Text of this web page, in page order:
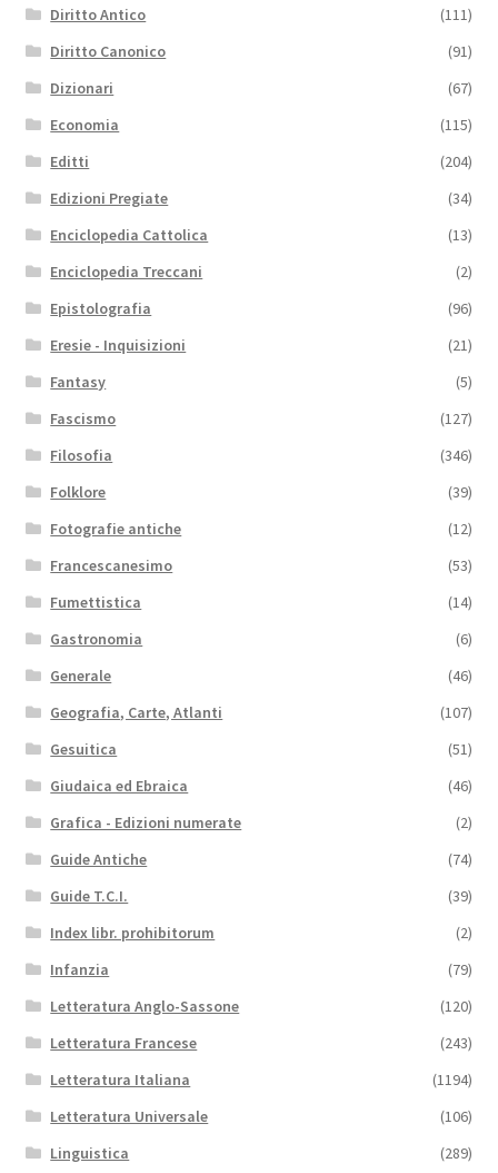
Diritto Antico
(111)
Diritto Canonico
(91)
Dizionari
(67)
Economia
(115)
Editti
(204)
Edizioni Pregiate
(34)
Enciclopedia Cattolica
(13)
Enciclopedia Treccani
(2)
Epistolografia
(96)
Eresie - Inquisizioni
(21)
Fantasy
(5)
Fascismo
(127)
Filosofia
(346)
Folklore
(39)
Fotografie antiche
(12)
Francescanesimo
(53)
Fumettistica
(14)
Gastronomia
(6)
Generale
(46)
Geografia, Carte, Atlanti
(107)
Gesuitica
(51)
Giudaica ed Ebraica
(46)
Grafica - Edizioni numerate
(2)
Guide Antiche
(74)
Guide T.C.I.
(39)
Index libr. prohibitorum
(2)
Infanzia
(79)
Letteratura Anglo-Sassone
(120)
Letteratura Francese
(243)
Letteratura Italiana
(1194)
Letteratura Universale
(106)
Linguistica
(289)